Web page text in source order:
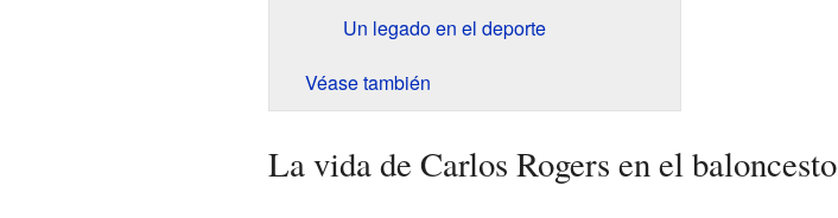
Un legado en el deporte
Véase también
La vida de Carlos Rogers en el baloncesto